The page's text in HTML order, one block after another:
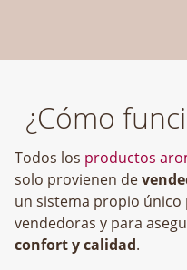
¿Cómo
Todos los productos
solo provienen de
un sistema propio único
vendedoras y para
confort y calidad.